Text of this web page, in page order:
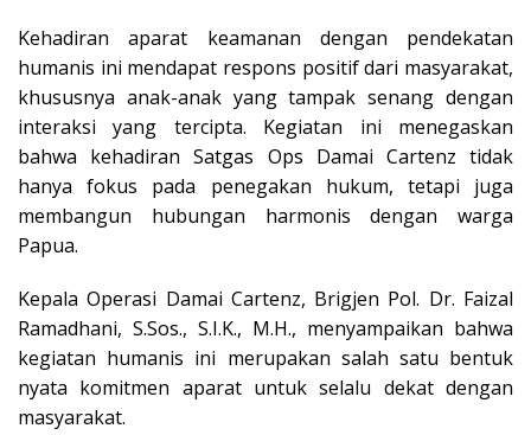
Kehadiran aparat keamanan dengan pendekatan
humanis ini mendapat respons positif dari masyarakat,
khususnya anak-anak yang tampak senang dengan
interaksi yang tercipta. Kegiatan ini menegaskan
bahwa kehadiran Satgas Ops Damai Cartenz tidak
hanya fokus pada penegakan hukum, tetapi juga
membangun hubungan harmonis dengan warga
Papua.
Kepala Operasi Damai Cartenz, Brigjen Pol. Dr. Faizal
Ramadhani, S.Sos., S.I.K., M.H., menyampaikan bahwa
kegiatan humanis ini merupakan salah satu bentuk
nyata komitmen aparat untuk selalu dekat dengan
masyarakat.